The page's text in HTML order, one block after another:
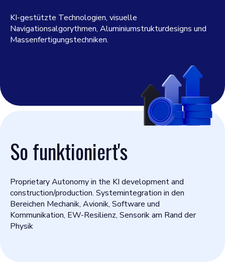
KI-gestützte Technologien, visuelle
Navigationsalgorythmen, Aluminiumstrukturdesigns und
Massenfertigungstechniken.
So funktioniert's
Proprietary Autonomy in the KI development and
construction/production. Systemintegration in den
Bereichen Mechanik, Avionik, Software und
Kommunikation, EW-Resilienz, Sensorik am Rand der
Physik